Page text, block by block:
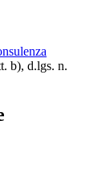
b), d.lgs. n.